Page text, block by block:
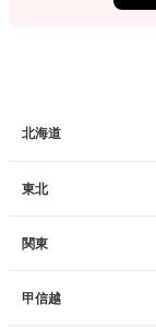
北海道
東北
関東
甲信越